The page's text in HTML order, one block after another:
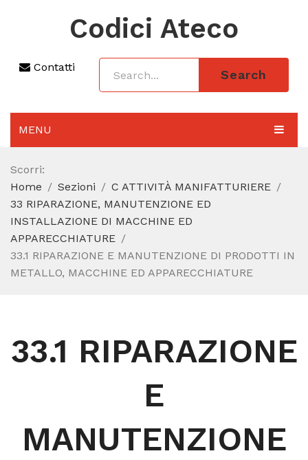
Codici Ateco
Contatti
Search
MENU
AGGIORNAMENTO 2025
SEZIONI
CODICE ATECO A COSA SERVE
REGIME FORFETTARIO
CODICE FISCALE
Scorri:
Home
Sezioni
C ATTIVITÀ MANIFATTURIERE
33 RIPARAZIONE, MANUTENZIONE ED
INSTALLAZIONE DI MACCHINE ED
APPARECCHIATURE
33.1 RIPARAZIONE E MANUTENZIONE DI PRODOTTI IN
METALLO, MACCHINE ED APPARECCHIATURE
33.1 RIPARAZIONE
E
MANUTENZIONE